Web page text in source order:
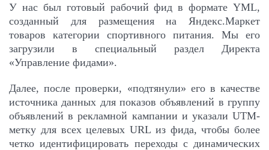
У нас был готовый рабочий фид в формате YML,
созданный для размещения на Яндекс.Маркет
товаров категории спортивного питания. Мы его
загрузили в специальный раздел Директа
«Управление фидами».
Далее, после проверки, «подтянули» его в качестве
источника данных для показов объявлений в группу
объявлений в рекламной кампании и указали UTM-
метку для всех целевых URL из фида, чтобы более
четко идентифицировать переходы с динамических